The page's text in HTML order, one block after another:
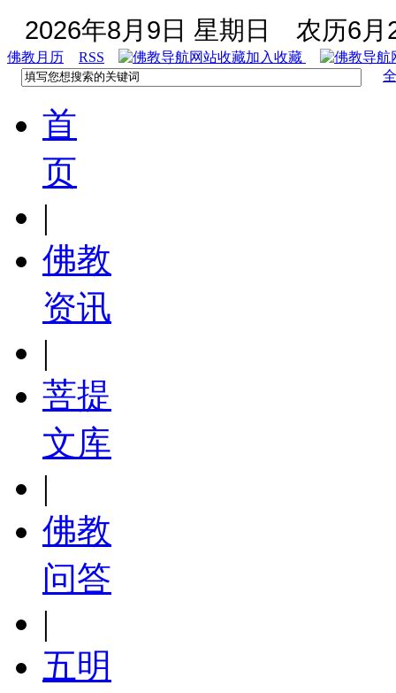
2026年8月9日 星期日 农历6月
佛教月历 RSS
加入收藏
首
页
|
佛教
资讯
|
菩提
文库
|
佛教
问答
|
五明